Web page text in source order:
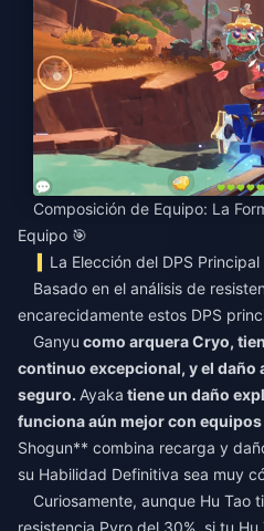
Composición de Equipo: La
Equipo 🎯
La Elección del DPS
Basado en el análisis de
encarecidamente estos DPS
Ganyu como arquera Cryo,
continuo excepcional, y el daño
seguro. Ayaka tiene un daño
funciona aún mejor con
Shogun** combina recarga y
su Habilidad Definitiva sea muy
Curiosamente, aunque Hu Tao